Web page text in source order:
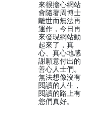
來很擔心網站
會隨著周博士
離世而無法再
運作，今日再
來發現網站動
起來了，真
心、真心地感
謝願意付出的
善心人士們。
無法想像沒有
閱讀的人生，
閱讀的路上有
您們真好。